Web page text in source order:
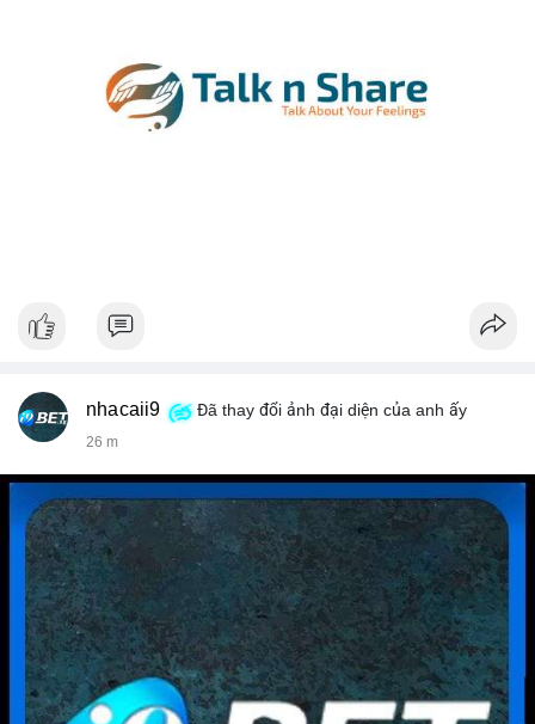
nhacaii9 Đã thay đổi ảnh đại diện của anh ấy
26 m